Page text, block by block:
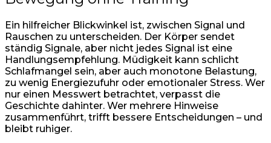
Ein hilfreicher Blickwinkel ist, zwischen Signal und
Rauschen zu unterscheiden. Der Körper sendet
ständig Signale, aber nicht jedes Signal ist eine
Handlungsempfehlung. Müdigkeit kann schlicht
Schlafmangel sein, aber auch monotone Belastung,
zu wenig Energiezufuhr oder emotionaler Stress. Wer
nur einen Messwert betrachtet, verpasst die
Geschichte dahinter. Wer mehrere Hinweise
zusammenführt, trifft bessere Entscheidungen – und
bleibt ruhiger.